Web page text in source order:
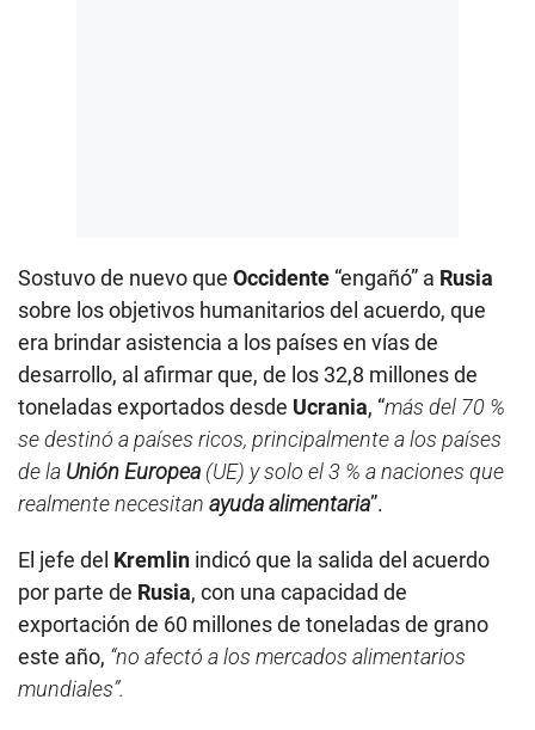
Sostuvo de nuevo que Occidente “engañó” a Rusia
sobre los objetivos humanitarios del acuerdo, que
era brindar asistencia a los países en vías de
desarrollo, al afirmar que, de los 32,8 millones de
toneladas exportados desde Ucrania, “más del 70 %
se destinó a países ricos, principalmente a los países
de la Unión Europea (UE) y solo el 3 % a naciones que
realmente necesitan ayuda alimentaria”.
El jefe del Kremlin indicó que la salida del acuerdo
por parte de Rusia, con una capacidad de
exportación de 60 millones de toneladas de grano
este año, “no afectó a los mercados alimentarios
mundiales”.